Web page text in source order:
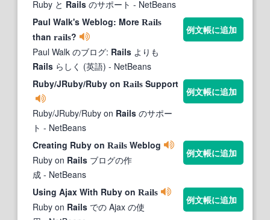
Ruby と Rails のサポート - NetBeans
Paul Walk's Weblog: More Rails
than rails?
Paul Walk のブログ: Rails よりも
Rails らしく (英語) - NetBeans
例文帳に追加
Ruby/JRuby/Ruby on Rails Support
Ruby/JRuby/Ruby on Rails のサポー
ト - NetBeans
例文帳に追加
Creating Ruby on Rails Weblog
Ruby on Rails ブログの作
成 - NetBeans
例文帳に追加
Using Ajax With Ruby on Rails
Ruby on Rails での Ajax の使
例文帳に追加